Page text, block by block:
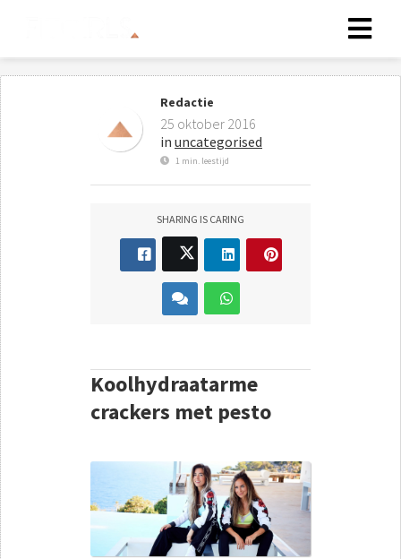
Redactie
25 oktober 2016
in uncategorised
1 min. leestijd
SHARING IS CARING
Koolhydraatarme
crackers met pesto